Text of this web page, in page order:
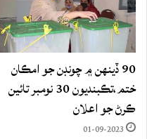
90 ڏينهن ۾ چونڊن جو امڪان
ختم،تڪبنديون 30 نومبر تائين
ڪرڻ جو اعلان
01-09-2023